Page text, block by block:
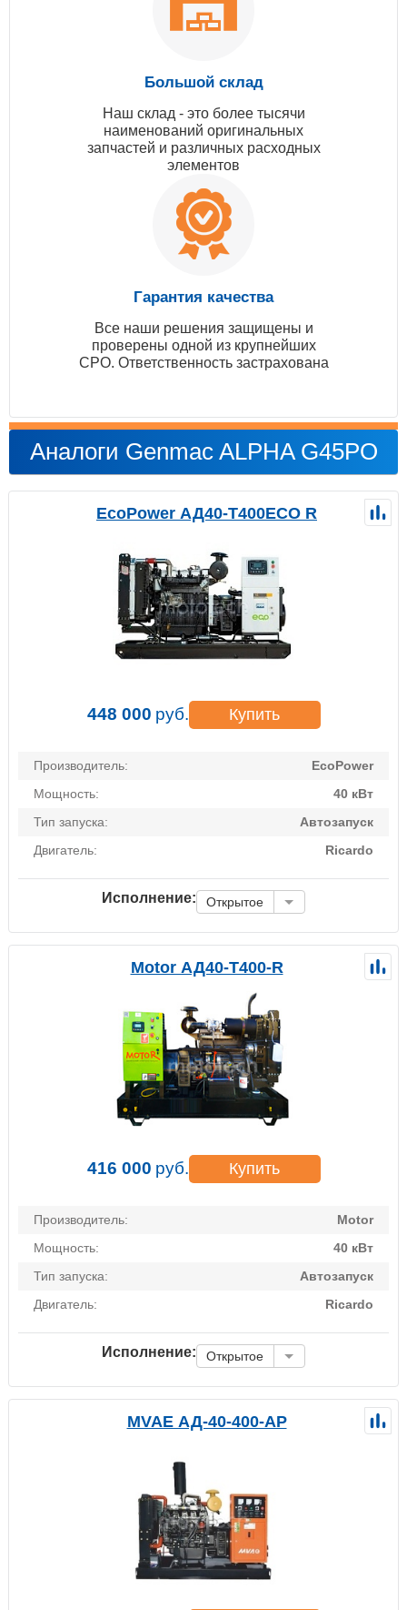
Большой склад
Наш склад - это более тысячи
наименований оригинальных
запчастей и различных расходных
элементов
Гарантия качества
Все наши решения защищены и
проверены одной из крупнейших
СРО. Ответственность застрахована
Аналоги Genmac ALPHA G45PO
EcoPower АД40-T400ECO R
448 000 руб. Купить
Производитель:
EcoPower
Мощность:
40 кВт
Тип запуска:
Автозапуск
Двигатель:
Ricardo
Исполнение: Открытое
Motor АД40-Т400-R
416 000 руб. Купить
Производитель:
Motor
Мощность:
40 кВт
Тип запуска:
Автозапуск
Двигатель:
Ricardo
Исполнение: Открытое
MVAE АД-40-400-АР